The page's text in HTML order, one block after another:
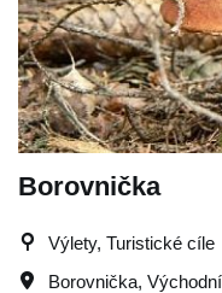
Borovnička
Výlety, Turistické cíle
Borovnička,